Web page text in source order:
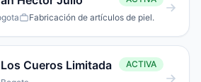
Fabricación de artículos de piel.
Cueros Limitada ACTIVA